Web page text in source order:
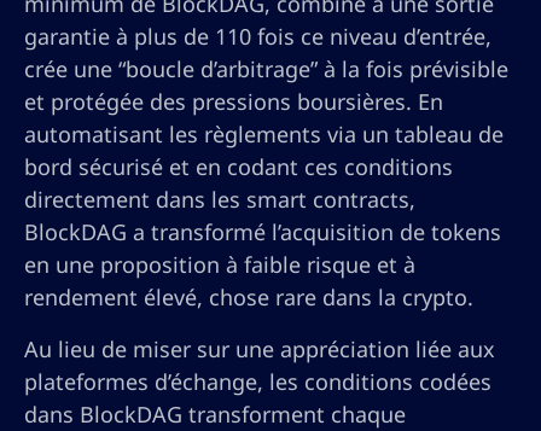
garantie à plus de 110 fois ce niveau d’entrée,
crée une “boucle d’arbitrage” à la fois prévisible
et protégée des pressions boursières. En
automatisant les règlements via un tableau de
bord sécurisé et en codant ces conditions
directement dans les smart contracts,
BlockDAG a transformé l’acquisition de tokens
en une proposition à faible risque et à
rendement élevé, chose rare dans la crypto.
Au lieu de miser sur une appréciation liée aux
plateformes d’échange, les conditions codées
dans BlockDAG transforment chaque